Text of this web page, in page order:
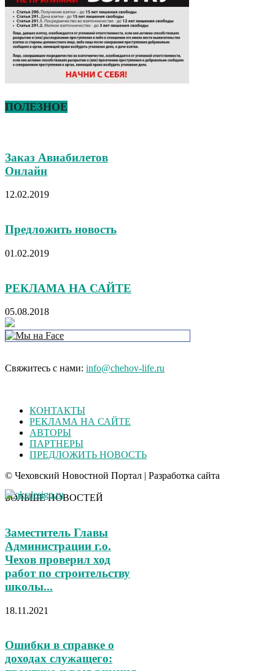
ПОЛЕЗНОЕ
Заказ Авиабилетов
Онлайн
12.02.2019
Предложить новость
01.02.2019
РЕКЛАМА НА САЙТЕ
05.08.2018
Свяжитесь с нами: info@chehov-life.ru
КОНТАКТЫ
РЕКЛАМА НА САЙТЕ
АВТОРЫ
ПАРТНЕРЫ
ПРЕДЛОЖИТЬ НОВОСТЬ
© Чеховский Новостной Портал | Разработка сайта
БОЛЬШЕ НОВОСТЕЙ
Заместитель Главы
Администрации г.о.
Чехов проверил ход
работ по строительству
школы...
18.11.2021
Ошибки в справке о
доходах служащего: